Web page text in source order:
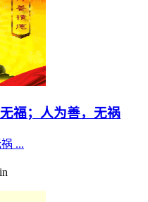
福；人为善，无祸
...